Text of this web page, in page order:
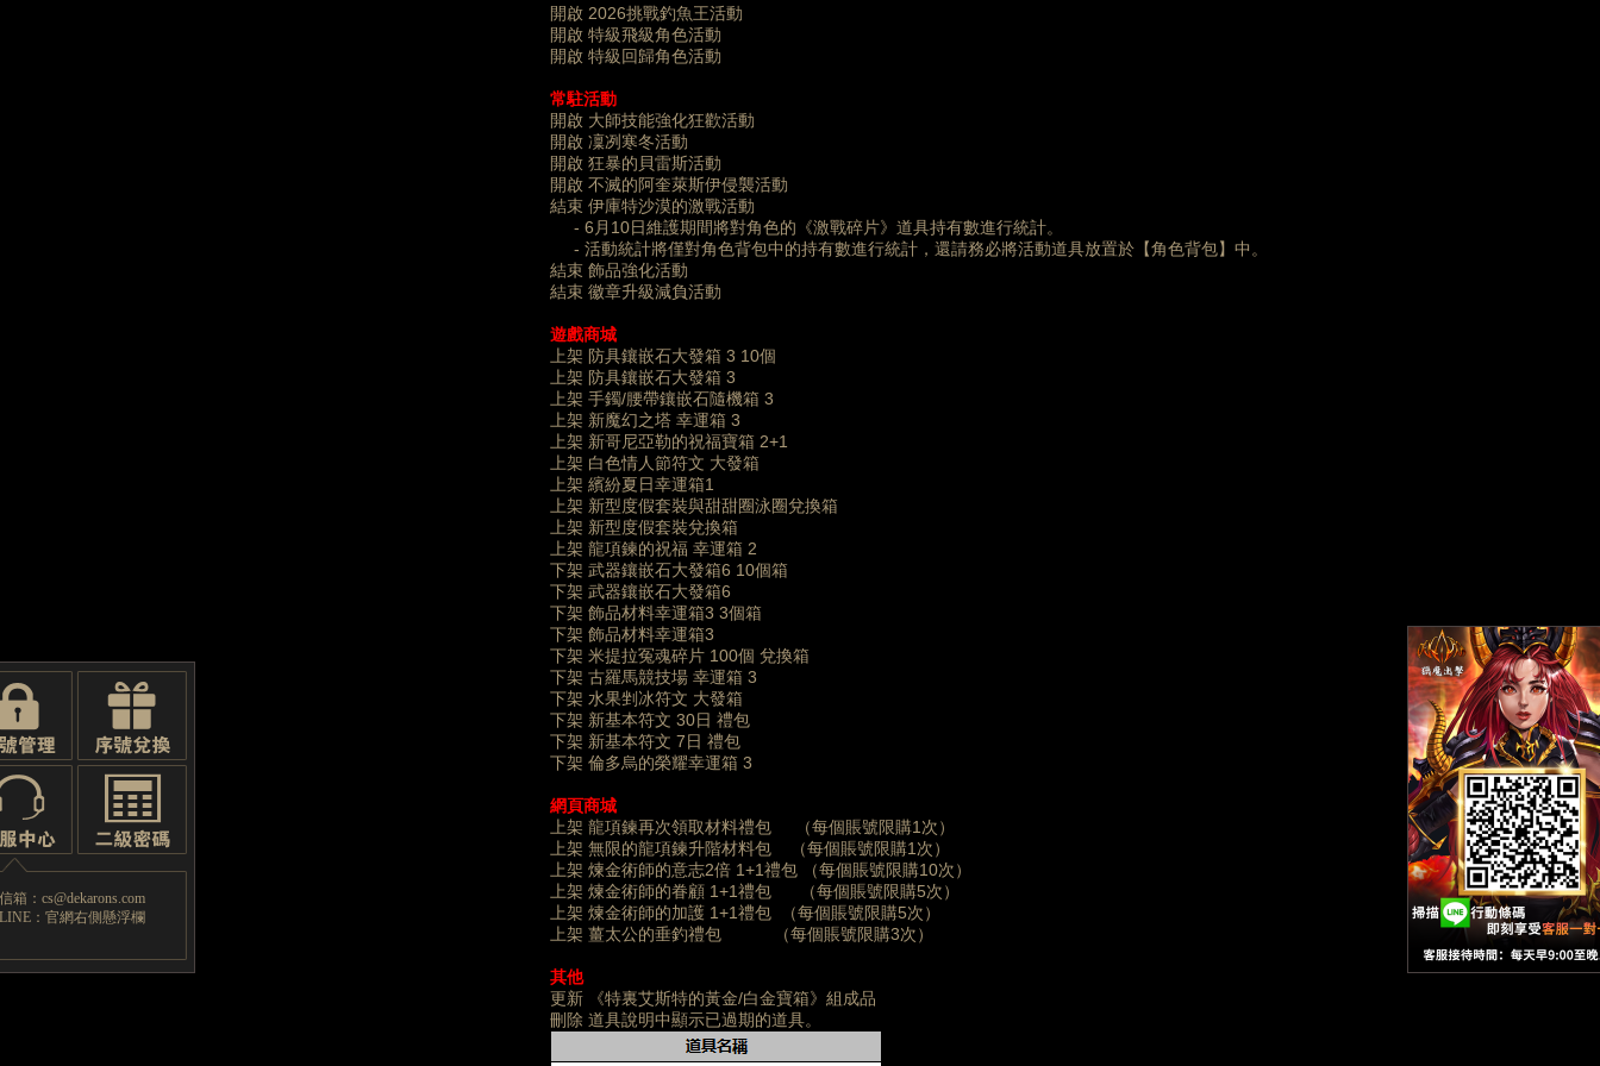
箱：cs@dekarons.com
：官網右側懸浮欄
開啟 2026挑戰釣魚王活動
開啟 特級飛級角色活動
開啟 特級回歸角色活動
常駐活動
開啟 大師技能強化狂歡活動
開啟 凜冽寒冬活動
開啟 狂暴的貝雷斯活動
開啟 不滅的阿奎萊斯伊侵襲活動
結束 伊庫特沙漠的激戰活動
- 6月10日維護期間將對角色的《激戰碎片》道具持有數進行統計。
- 活動統計將僅對角色背包中的持有數進行統計，還請務必將活動道具放置於【角色背包】中。
結束 飾品強化活動
結束 徽章升級減負活動
遊戲商城
上架 防具鑲嵌石大發箱 3 10個
上架 防具鑲嵌石大發箱 3
上架 手鐲/腰帶鑲嵌石隨機箱 3
上架 新魔幻之塔 幸運箱 3
上架 新哥尼亞勒的祝福寶箱 2+1
上架 白色情人節符文 大發箱
上架 繽紛夏日幸運箱1
上架 新型度假套裝與甜甜圈泳圈兌換箱
上架 新型度假套裝兌換箱
上架 龍項鍊的祝福 幸運箱 2
下架 武器鑲嵌石大發箱6 10個箱
下架 武器鑲嵌石大發箱6
下架 飾品材料幸運箱3 3個箱
下架 飾品材料幸運箱3
下架 米提拉冤魂碎片 100個 兌換箱
下架 古羅馬競技場 幸運箱 3
下架 水果剉冰符文 大發箱
下架 新基本符文 30日 禮包
下架 新基本符文 7日 禮包
下架 倫多烏的榮耀幸運箱 3
網頁商城
上架 龍項鍊再次領取材料禮包 （每個賬號限購1次）
上架 無限的龍項鍊升階材料包 （每個賬號限購1次）
上架 煉金術師的意志2倍 1+1禮包 （每個賬號限購10次）
上架 煉金術師的眷顧 1+1禮包 （每個賬號限購5次）
上架 煉金術師的加護 1+1禮包 （每個賬號限購5次）
上架 薑太公的垂釣禮包 （每個賬號限購3次）
其他
更新 《特裏艾斯特的黃金/白金寶箱》組成品
刪除 道具說明中顯示已過期的道具。